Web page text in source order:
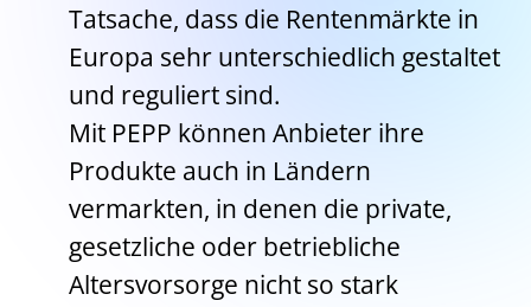
Tatsache, dass die Rentenmärkte in
Europa sehr unterschiedlich gestaltet
und reguliert sind.
Mit PEPP können Anbieter ihre
Produkte auch in Ländern
vermarkten, in denen die private,
gesetzliche oder betriebliche
Altersvorsorge nicht so stark